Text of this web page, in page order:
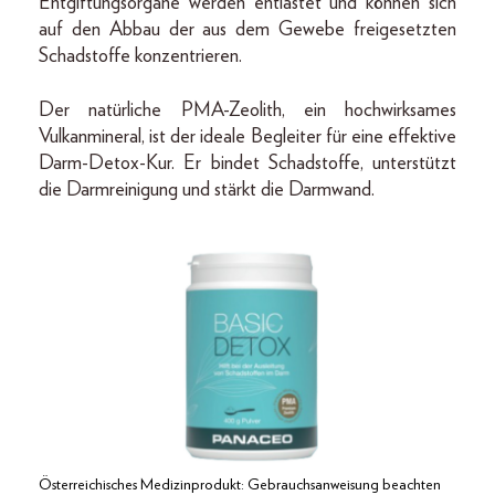
auf den Abbau der aus dem Gewebe freigesetzten
Schadstoffe konzentrieren.
Der natürliche PMA-Zeolith, ein hochwirksames
Vulkanmineral, ist der ideale Begleiter für eine effektive
Darm-Detox-Kur. Er bindet Schadstoffe, unterstützt
die Darmreinigung und stärkt die Darmwand.
Österreichisches Medizinprodukt: Gebrauchsanweisung beachten